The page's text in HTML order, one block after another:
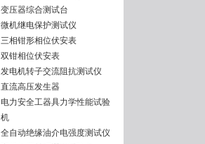
变压器综合测试台
微机继电保护测试仪
三相钳形相位伏安表
双钳相位伏安表
发电机转子交流阻抗测试仪
直流高压发生器
电力安全工器具力学性能试验
机
全自动绝缘油介电强度测试仪